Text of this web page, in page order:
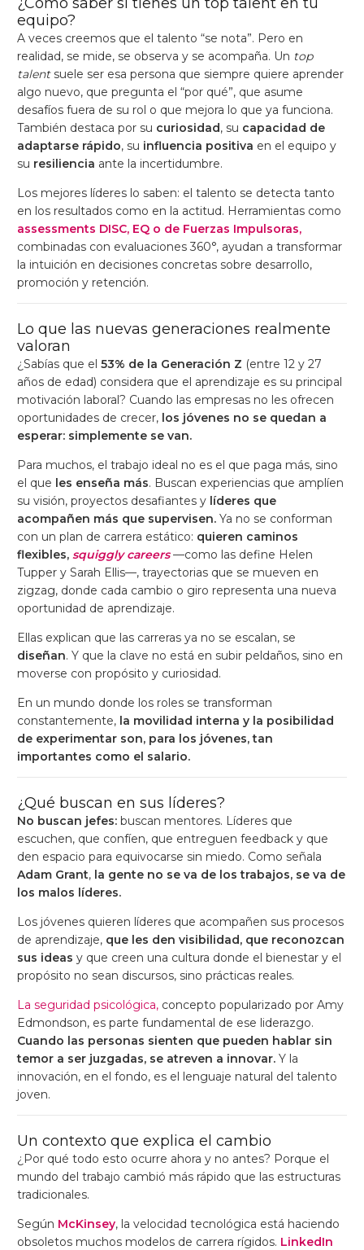
equipo?
A veces creemos que el talento “se nota”. Pero en
realidad, se mide, se observa y se acompaña. Un top
talent suele ser esa persona que siempre quiere aprender
algo nuevo, que pregunta el “por qué”, que asume
desafíos fuera de su rol o que mejora lo que ya funciona.
También destaca por su curiosidad, su capacidad de
adaptarse rápido, su influencia positiva en el equipo y
su resiliencia ante la incertidumbre.
Los mejores líderes lo saben: el talento se detecta tanto
en los resultados como en la actitud. Herramientas como
assessments DISC, EQ o de Fuerzas Impulsoras,
combinadas con evaluaciones 360°, ayudan a transformar
la intuición en decisiones concretas sobre desarrollo,
promoción y retención.
Lo que las nuevas generaciones realmente
valoran
¿Sabías que el 53% de la Generación Z (entre 12 y 27
años de edad) considera que el aprendizaje es su principal
motivación laboral? Cuando las empresas no les ofrecen
oportunidades de crecer, los jóvenes no se quedan a
esperar: simplemente se van.
Para muchos, el trabajo ideal no es el que paga más, sino
el que les enseña más. Buscan experiencias que amplíen
su visión, proyectos desafiantes y líderes que
acompañen más que supervisen. Ya no se conforman
con un plan de carrera estático: quieren caminos
flexibles, squiggly careers —como las define Helen
Tupper y Sarah Ellis—, trayectorias que se mueven en
zigzag, donde cada cambio o giro representa una nueva
oportunidad de aprendizaje.
Ellas explican que las carreras ya no se escalan, se
diseñan. Y que la clave no está en subir peldaños, sino en
moverse con propósito y curiosidad.
En un mundo donde los roles se transforman
constantemente, la movilidad interna y la posibilidad
de experimentar son, para los jóvenes, tan
importantes como el salario.
¿Qué buscan en sus líderes?
No buscan jefes: buscan mentores. Líderes que
escuchen, que confíen, que entreguen feedback y que
den espacio para equivocarse sin miedo. Como señala
Adam Grant, la gente no se va de los trabajos, se va de
los malos líderes.
Los jóvenes quieren líderes que acompañen sus procesos
de aprendizaje, que les den visibilidad, que reconozcan
sus ideas y que creen una cultura donde el bienestar y el
propósito no sean discursos, sino prácticas reales.
La seguridad psicológica, concepto popularizado por Amy
Edmondson, es parte fundamental de ese liderazgo.
Cuando las personas sienten que pueden hablar sin
temor a ser juzgadas, se atreven a innovar. Y la
innovación, en el fondo, es el lenguaje natural del talento
joven.
Un contexto que explica el cambio
¿Por qué todo esto ocurre ahora y no antes? Porque el
mundo del trabajo cambió más rápido que las estructuras
tradicionales.
Según McKinsey, la velocidad tecnológica está haciendo
obsoletos muchos modelos de carrera rígidos. LinkedIn